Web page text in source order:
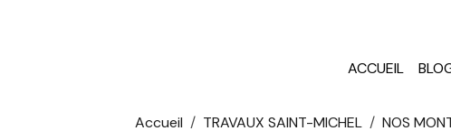
ACCUEIL
Accueil TRAVAUX SAINT-MICHEL NOS